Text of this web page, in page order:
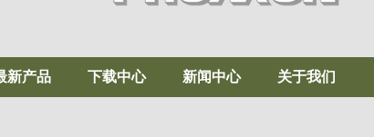
新产品 下载中心 新闻中心 关于我们